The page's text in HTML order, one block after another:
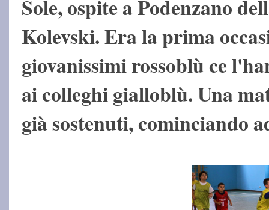
Sole, ospite a Podenzano
Kolevski. Era la prima
giovanissimi rossoblù ce
ai colleghi gialloblù. Una
già sostenuti, cominciando